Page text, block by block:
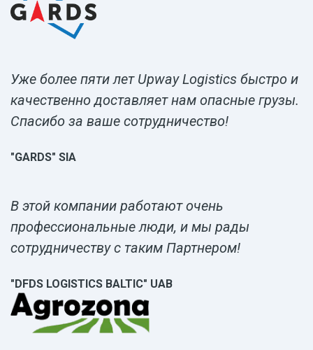
Уже более пяти лет Upway Logistics быстро и
качественно доставляет нам опасные грузы.
Спасибо за ваше сотрудничество!
"GARDS" SIA
В этой компании работают очень
профессиональные люди, и мы рады
сотрудничеству с таким Партнером!
"DFDS LOGISTICS BALTIC" UAB